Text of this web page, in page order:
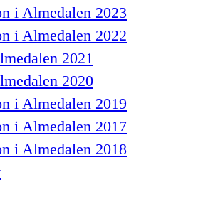
i Almedalen 2023
i Almedalen 2022
2021
2020
i Almedalen 2019
i Almedalen 2017
i Almedalen 2018